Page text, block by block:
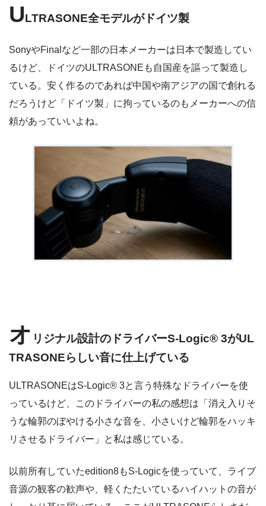
ULTRASONE全モデルがドイツ製
SonyやFinalなど一部の日本メーカーは日本で製造してい
るけど、ドイツのULTRASONEも自国産を謳って製造し
ている。安く作るのであれば中国や南アジアの国で創れる
だろうけど「ドイツ製」に拘っているのもメーカーへの信
頼があっていいよね。
オ リジナル設計のドライバーS-Logic® 3がUL
TRASONEらしい音に仕上げている
ULTRASONEはS-Logic® 3と言う特殊なドライバーを使
っているけど、このドライバーの私の感想は「消え入りそ
うな輪郭のぼやける小さな音を、小さいけど輪郭をハッキ
リさせるドライバー」と私は感じている。
以前所有していたedition8もS-Logicを使っていて、ライブ
音源の観客の歓声や、軽くたたいているハイハットの音が